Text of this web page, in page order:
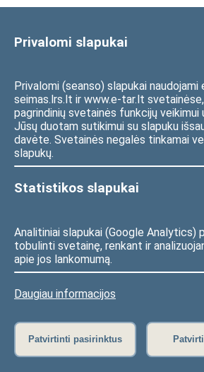
Privalomi slapukai
Privalomi (seanso) slapukai naudojami
seimas.lrs.lt ir www.e-tar.lt
pagrindinių svetainės funkcijų veikimui
Jūsų duotam sutikimui su slapuku
davėte. Svetainės negalės tinkamai
slapukų.
Statistikos slapukai
Analitiniai slapukai (Google Analytics)
tobulinti svetainę, renkant ir
apie jos lankomumą.
Daugiau informacijos
Patvirtinti pasirinktus
Statistika
Seimo narių
Pradžia
Seimo narių
Pasirinkite
2016–2020 metų